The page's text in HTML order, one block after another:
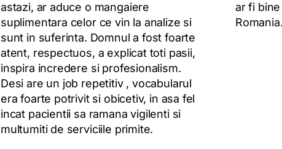
astazi, ar aduce o mangaiere
suplimentara celor ce vin la analize si
sunt in suferinta. Domnul a fost foarte
atent, respectuos, a explicat toti pasii,
inspira incredere si profesionalism.
Desi are un job repetitiv , vocabularul
era foarte potrivit si obicetiv, in asa fel
incat pacientii sa ramana vigilenti si
multumiti de serviciile primite.
ar fi
Romania.